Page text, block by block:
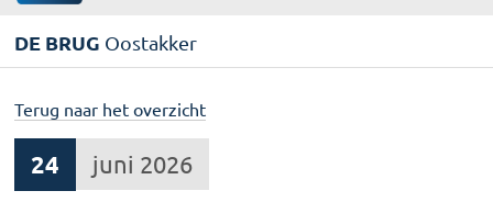
DE BRUG Oostakker
Terug naar het overzicht
24 juni 2026